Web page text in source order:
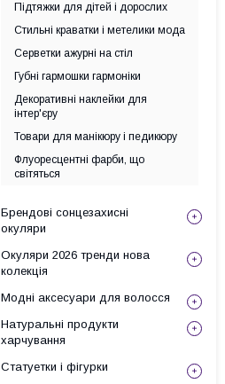
Підтяжки для дітей і дорослих
Стильні краватки і метелики мода
Серветки ажурні на стіл
Губні гармошки гармоніки
Декоративні наклейки для
інтер'єру
Товари для манікюру і педикюру
Флуоресцентні фарби, що
світяться
Брендові сонцезахисні
окуляри
Окуляри 2026 тренди нова
колекція
Модні аксесуари для волосся
Натуральні продукти
харчування
Статуетки і фігурки